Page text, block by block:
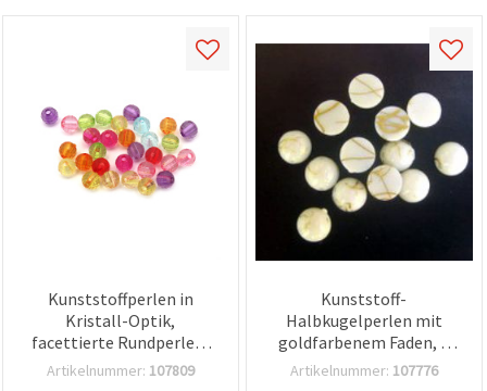
Kunststoffperlen in
Kristall-Optik,
facettierte Rundperlen,
bunt gemischt, 6 mm,
Artikelnummer: 107809
Kunststoff-
Halbkugelperlen mit
goldfarbenem Faden, 8
mm, Weiß, 50 g
Artikelnummer: 107776